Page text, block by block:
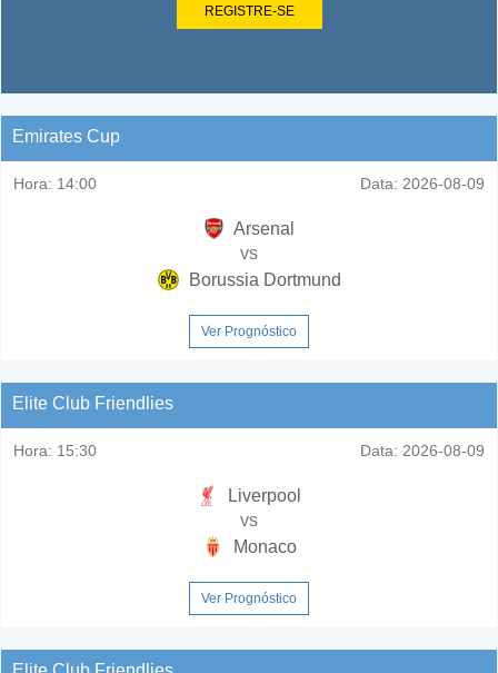
REGISTRE-SE
Emirates Cup
Hora: 14:00 Data: 2026-08-09
Arsenal
vs
Borussia Dortmund
Ver Prognóstico
Elite Club Friendlies
Hora: 15:30 Data: 2026-08-09
Liverpool
vs
Monaco
Ver Prognóstico